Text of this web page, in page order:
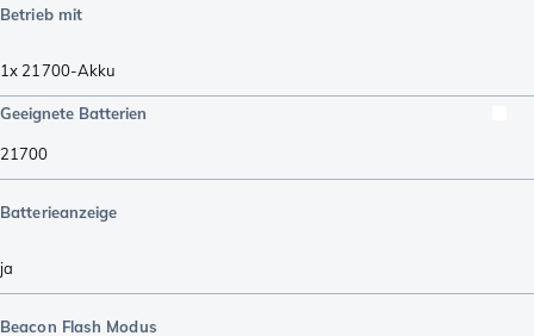
Betrieb mit
1x 21700-Akku
Geeignete Batterien
21700
Batterieanzeige
ja
Beacon Flash Modus